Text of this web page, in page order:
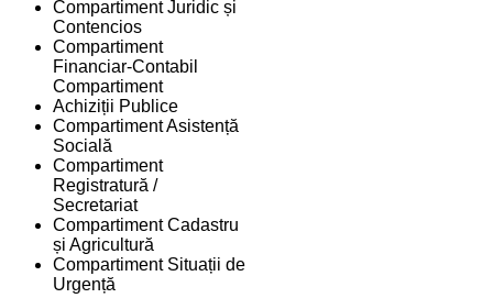
Compartiment Juridic și
Contencios
Compartiment
Financiar-Contabil
Compartiment
Achiziții Publice
Compartiment Asistență
Socială
Compartiment
Registratură /
Secretariat
Compartiment Cadastru
și Agricultură
Compartiment Situații de
Urgență